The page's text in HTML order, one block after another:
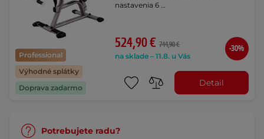
Professional
Výhodné splátky
Doprava zadarmo
nastavenia 6 …
524,90 € 744,90 €
na sklade – 11.8. u Vás
-30%
Detail
Potrebujete radu?